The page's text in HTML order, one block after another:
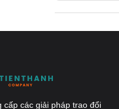
cấp các giải pháp trao đổi